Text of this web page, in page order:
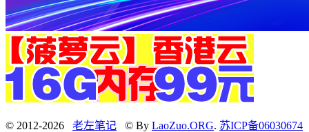
© 2012-2026 老左笔记 © By LaoZuo.ORG. 苏ICP备06030674